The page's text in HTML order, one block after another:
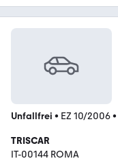
Unfallfrei • EZ 10/2006•
TRISCAR
IT-00144 ROMA